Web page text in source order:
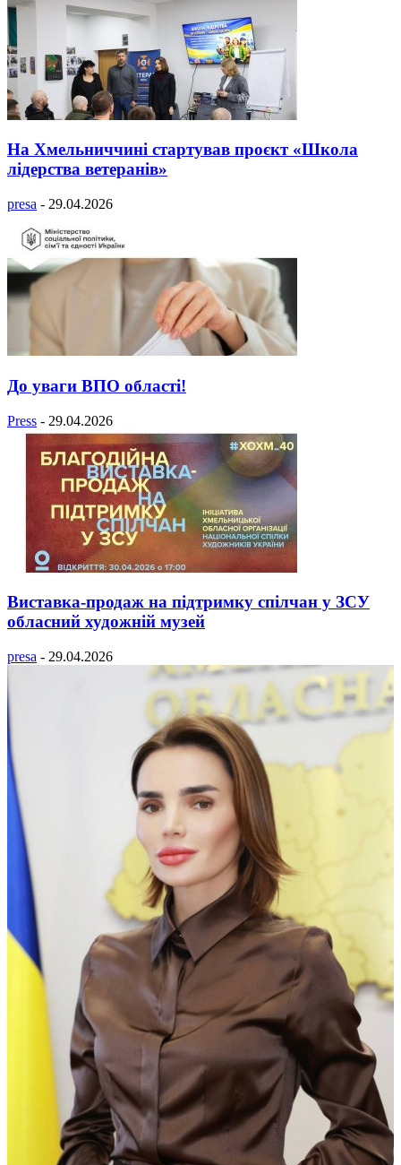
На Хмельниччині стартував проєкт «Школа
лідерства ветеранів»
presa - 29.04.2026
До уваги ВПО області!
Press - 29.04.2026
Виставка-продаж на підтримку спілчан у ЗСУ
обласний художній музей
presa - 29.04.2026